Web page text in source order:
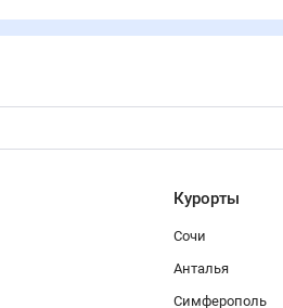
Курорты
Сочи
Анталья
Симферополь